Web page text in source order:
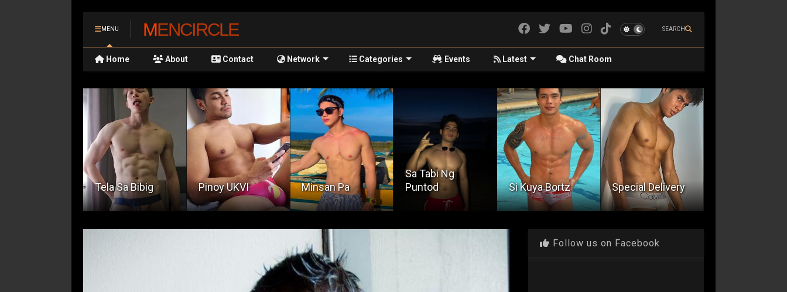
MENU MENCIRCLE SEARCH
Home About Contact Network Categories Events Latest Chat Room
Pinoy UKVI Minsan Pa
Sa Tabi Ng
Puntod
Si Kuya Bortz Special Delivery Grade Five Bsp
Follow us on Facebook